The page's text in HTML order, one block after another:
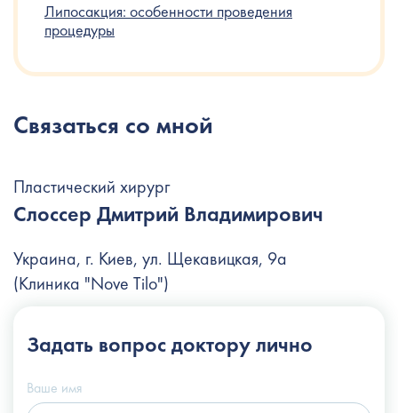
Липосакция: особенности проведения
процедуры
Связаться со мной
Пластический хирург
Слоссер Дмитрий Владимирович
Украина, г. Киев, ул. Щекавицкая, 9а
(Клиника "Nove Tilo")
+38 (066) 122-6-111
info@slosser.com.ua
Задать вопросдоктору лично
Ваше имя